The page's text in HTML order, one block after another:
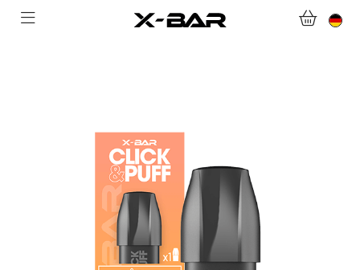
COLLECTIONS
KONTAKTIERE UNS.
WERDEN SIE X-BAR-GROSSHÄNDLER